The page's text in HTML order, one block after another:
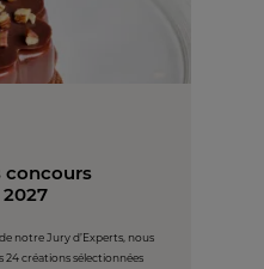
concours
notre Jury d’Experts, nous
24 créations sélectionnées